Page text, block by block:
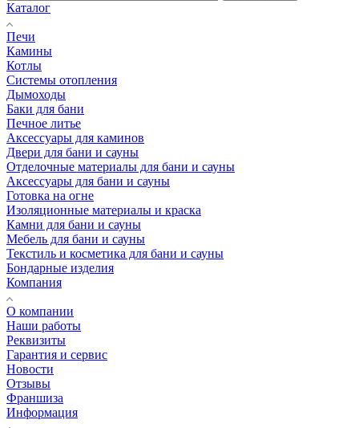
Каталог
Печи
Камины
Котлы
Системы отопления
Дымоходы
Баки для бани
Печное литье
Аксессуары для каминов
Двери для бани и сауны
Отделочные материалы для бани и сауны
Аксессуары для бани и сауны
Готовка на огне
Изоляционные материалы и краска
Камни для бани и сауны
Мебель для бани и сауны
Текстиль и косметика для бани и сауны
Бондарные изделия
Компания
О компании
Наши работы
Реквизиты
Гарантия и сервис
Новости
Отзывы
Франшиза
Информация